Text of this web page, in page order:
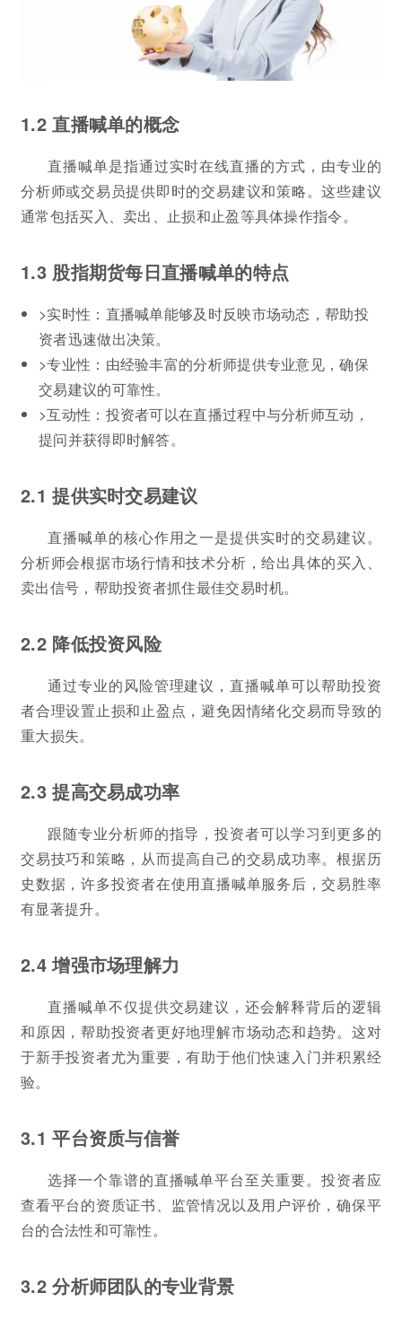
1.2 直播喊单的概念
直播喊单是指通过实时在线直播的方式，由专业的
分析师或交易员提供即时的交易建议和策略。这些建议
通常包括买入、卖出、止损和止盈等具体操作指令。
1.3 股指期货每日直播喊单的特点
>实时性：直播喊单能够及时反映市场动态，帮助投
资者迅速做出决策。
>专业性：由经验丰富的分析师提供专业意见，确保
交易建议的可靠性。
>互动性：投资者可以在直播过程中与分析师互动，
提问并获得即时解答。
2.1 提供实时交易建议
直播喊单的核心作用之一是提供实时的交易建议。
分析师会根据市场行情和技术分析，给出具体的买入、
卖出信号，帮助投资者抓住最佳交易时机。
2.2 降低投资风险
通过专业的风险管理建议，直播喊单可以帮助投资
者合理设置止损和止盈点，避免因情绪化交易而导致的
重大损失。
2.3 提高交易成功率
跟随专业分析师的指导，投资者可以学习到更多的
交易技巧和策略，从而提高自己的交易成功率。根据历
史数据，许多投资者在使用直播喊单服务后，交易胜率
有显著提升。
2.4 增强市场理解力
直播喊单不仅提供交易建议，还会解释背后的逻辑
和原因，帮助投资者更好地理解市场动态和趋势。这对
于新手投资者尤为重要，有助于他们快速入门并积累经
验。
3.1 平台资质与信誉
选择一个靠谱的直播喊单平台至关重要。投资者应
查看平台的资质证书、监管情况以及用户评价，确保平
台的合法性和可靠性。
3.2 分析师团队的专业背景